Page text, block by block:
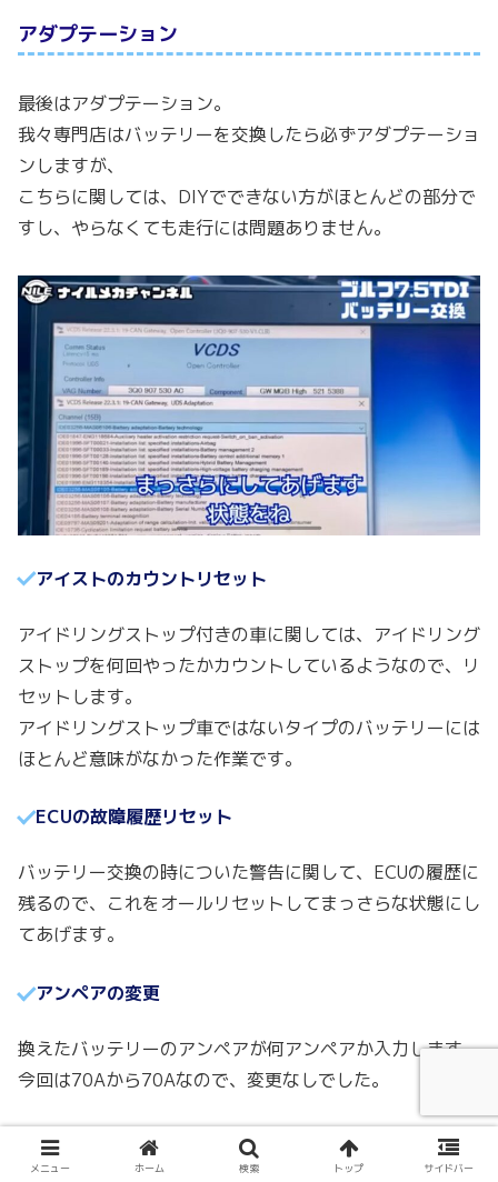
アダプテーション
最後はアダプテーション。
我々専門店はバッテリーを交換したら必ずアダプテーショ
ンしますが、
こちらに関しては、DIYでできない方がほとんどの部分で
すし、やらなくても走行には問題ありません。
アイストのカウントリセット
アイドリングストップ付きの車に関しては、アイドリング
ストップを何回やったかカウントしているようなので、リ
セットします。
アイドリングストップ車ではないタイプのバッテリーには
ほとんど意味がなかった作業です。
ECUの故障履歴リセット
バッテリー交換の時についた警告に関して、ECUの履歴に
残るので、これをオールリセットしてまっさらな状態にし
てあげます。
アンペアの変更
換えたバッテリーのアンペアが何アンペアか入力します。
今回は70Aから70Aなので、変更なしでした。
バッテリーのタイプ入力
メニュー ホーム 検索 トップ サイドバー